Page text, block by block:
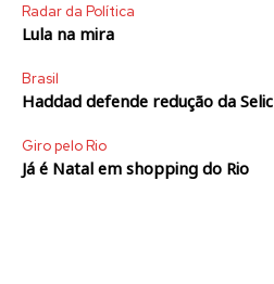
Radar da Política
Lula na mira
Brasil
Haddad defende redução da Selic
Giro pelo Rio
Já é Natal em shopping do Rio